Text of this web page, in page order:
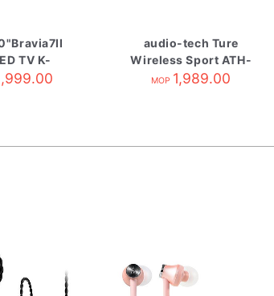
TV K-
audio-tech Ture
Wireless Sport ATH-
SPORT7TW Black
MOP 1,989.00